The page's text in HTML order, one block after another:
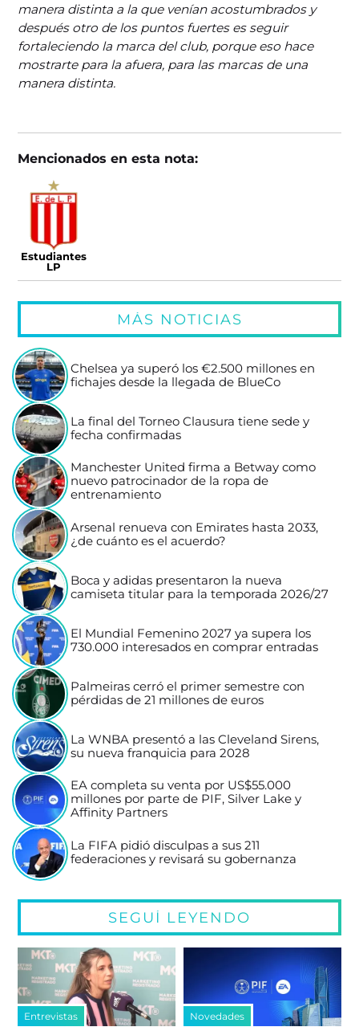
manera distinta a la que venían acostumbrados y
después otro de los puntos fuertes es seguir
fortaleciendo la marca del club, porque eso hace
mostrarte para la afuera, para las marcas de una
manera distinta.
Mencionados en esta nota:
Estudiantes
LP
MÁS NOTICIAS
Chelsea ya superó los €2.500 millones en
fichajes desde la llegada de BlueCo
La final del Torneo Clausura tiene sede y
fecha confirmadas
Manchester United firma a Betway como
nuevo patrocinador de la ropa de
entrenamiento
Arsenal renueva con Emirates hasta 2033,
¿de cuánto es el acuerdo?
Boca y adidas presentaron la nueva
camiseta titular para la temporada 2026/27
El Mundial Femenino 2027 ya supera los
730.000 interesados en comprar entradas
Palmeiras cerró el primer semestre con
pérdidas de 21 millones de euros
La WNBA presentó a las Cleveland Sirens,
su nueva franquicia para 2028
EA completa su venta por US$55.000
millones por parte de PIF, Silver Lake y
Affinity Partners
La FIFA pidió disculpas a sus 211
federaciones y revisará su gobernanza
SEGUÍ LEYENDO
Entrevistas Novedades